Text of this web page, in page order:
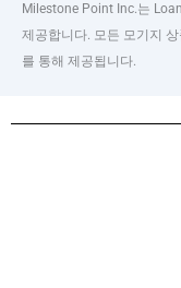
Milestone Point Inc.는
제공합니다. 모든 모기지
를 통해 제공됩니다.